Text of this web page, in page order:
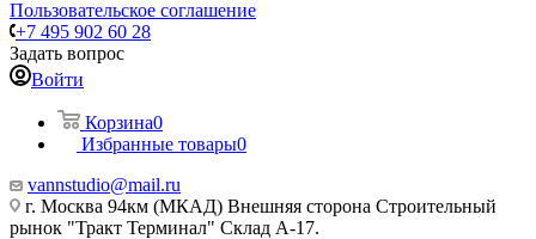
Пользовательское соглашение
+7 495 902 60 28
Задать вопрос
Войти
Корзина0
Избранные товары0
vannstudio@mail.ru
г. Москва 94км (МКАД) Внешняя сторона Строительный
рынок "Тракт Терминал" Склад А-17.